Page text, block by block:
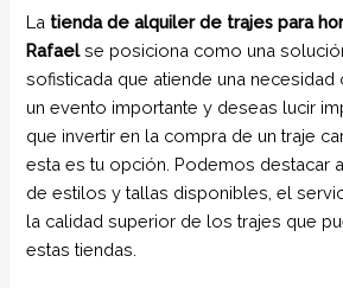
La tienda de alquiler de trajes para
Rafaelse posiciona como una
sofisticada que atiende una necesidad
un evento importante y deseas lucir
que invertir en la compra de un traje
esta es tu opción. Podemos destacar
de estilos y tallas disponibles, el
la calidad superior de los trajes que
estas tiendas.